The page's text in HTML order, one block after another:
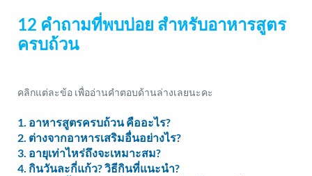
12 คำถามที่พบบ่อย สำหรับอาหารสูตร
ครบถ้วน
คลิกแต่ละข้อ เพื่ออ่านคำตอบด้านล่างเลยนะคะ
1. อาหารสูตรครบถ้วน คืออะไร?
2. ต่างจากอาหารเสริมอื่นอย่างไร?
3. อายุเท่าไหร่ถึงจะเหมาะสม?
4. กินวันละกี่แก้ว? วิธีกินที่แนะนำ?